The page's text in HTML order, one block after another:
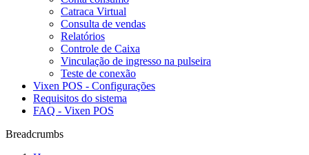
Catraca Virtual
Consulta de vendas
Relatórios
Controle de Caixa
Vinculação de ingresso na pulseira
Teste de conexão
Vixen POS - Configurações
Requisitos do sistema
FAQ - Vixen POS
Breadcrumbs